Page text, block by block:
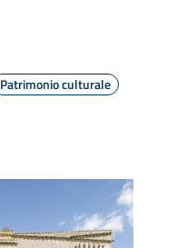
Patrimonio culturale